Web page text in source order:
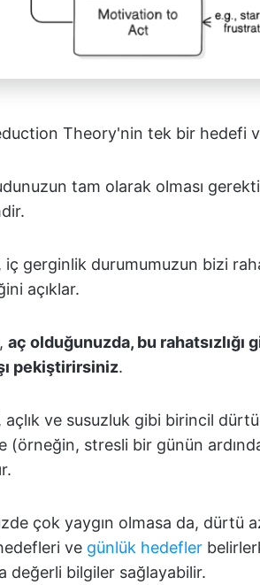
Theory'nin tek bir hedefi
tam olarak olması
iç gerginlik durumumuzun bizi
açıklar.
aç olduğunuzda, bu
pekiştirirsiniz.
açlık ve susuzluk gibi birincil
(örneğin, stresli bir günün
çok yaygın olmasa da, dürtü
ve günlük hedefler
değerli bilgiler sağlayabilir.